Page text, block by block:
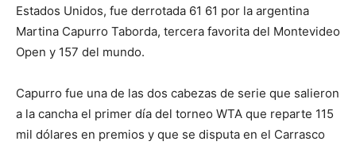
Estados Unidos, fue derrotada 61 61 por la argentina
Martina Capurro Taborda, tercera favorita del Montevideo
Open y 157 del mundo.
Capurro fue una de las dos cabezas de serie que salieron
a la cancha el primer día del torneo WTA que reparte 115
mil dólares en premios y que se disputa en el Carrasco